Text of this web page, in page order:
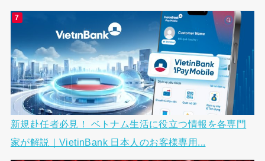
新規赴任者必見！ ベトナム生活に役立つ情報を各専門
家が解説｜VietinBank 日本人のお客様専用...